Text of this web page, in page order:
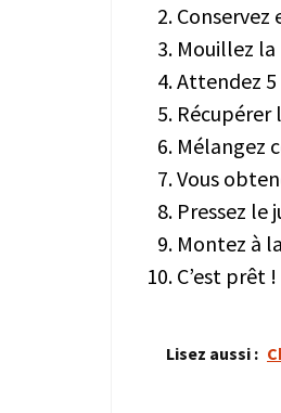
Conservez
Mouillez la
Attendez 5
Récupérer
Mélangez
Vous
Pressez le
Montez à
C’est prêt !
Lisez aussi :